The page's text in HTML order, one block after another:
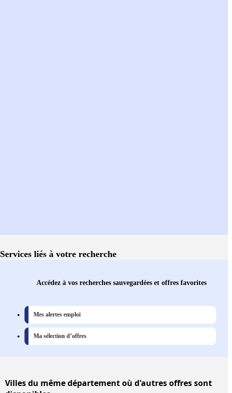
Services liés à votre recherche
Accédez à vos recherches sauvegardées et offres favorites
Mes alertes emploi
Ma sélection d’offres
Villesdu même département où d'autres offres sont